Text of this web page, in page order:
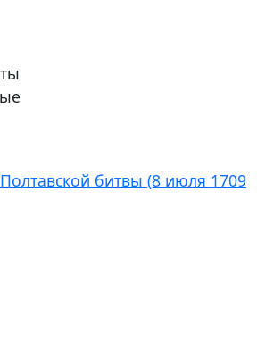
битвы (8 июля 1709